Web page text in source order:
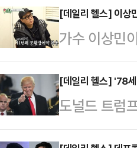
지면서 음주
를 의심할 수
과 횟수가
해 정밀 검사
혔다. 이어 "
예정"이라 덧
하다. 특히
의 연골판(반
조직으로 구
[데일리 헬스] 이상
가수 이상민
SBS '미운우
은 모습이
공황장애 약
면서 출연료
[데일리 헬스] '78
도널드 트럼
폭발적인 에